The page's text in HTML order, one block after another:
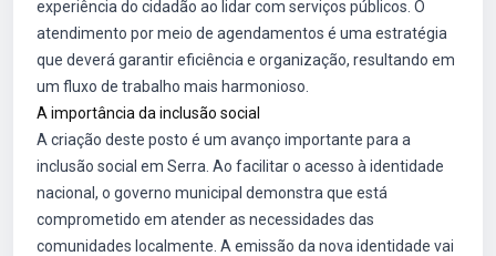
experiência do cidadão ao lidar com serviços públicos. O
atendimento por meio de agendamentos é uma estratégia
que deverá garantir eficiência e organização, resultando em
um fluxo de trabalho mais harmonioso.
A importância da inclusão social
A criação deste posto é um avanço importante para a
inclusão social em Serra. Ao facilitar o acesso à identidade
nacional, o governo municipal demonstra que está
comprometido em atender as necessidades das
comunidades localmente. A emissão da nova identidade vai